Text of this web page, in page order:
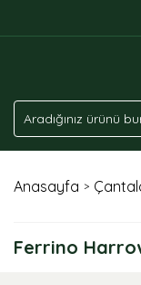
Anasayfa
Ferrino